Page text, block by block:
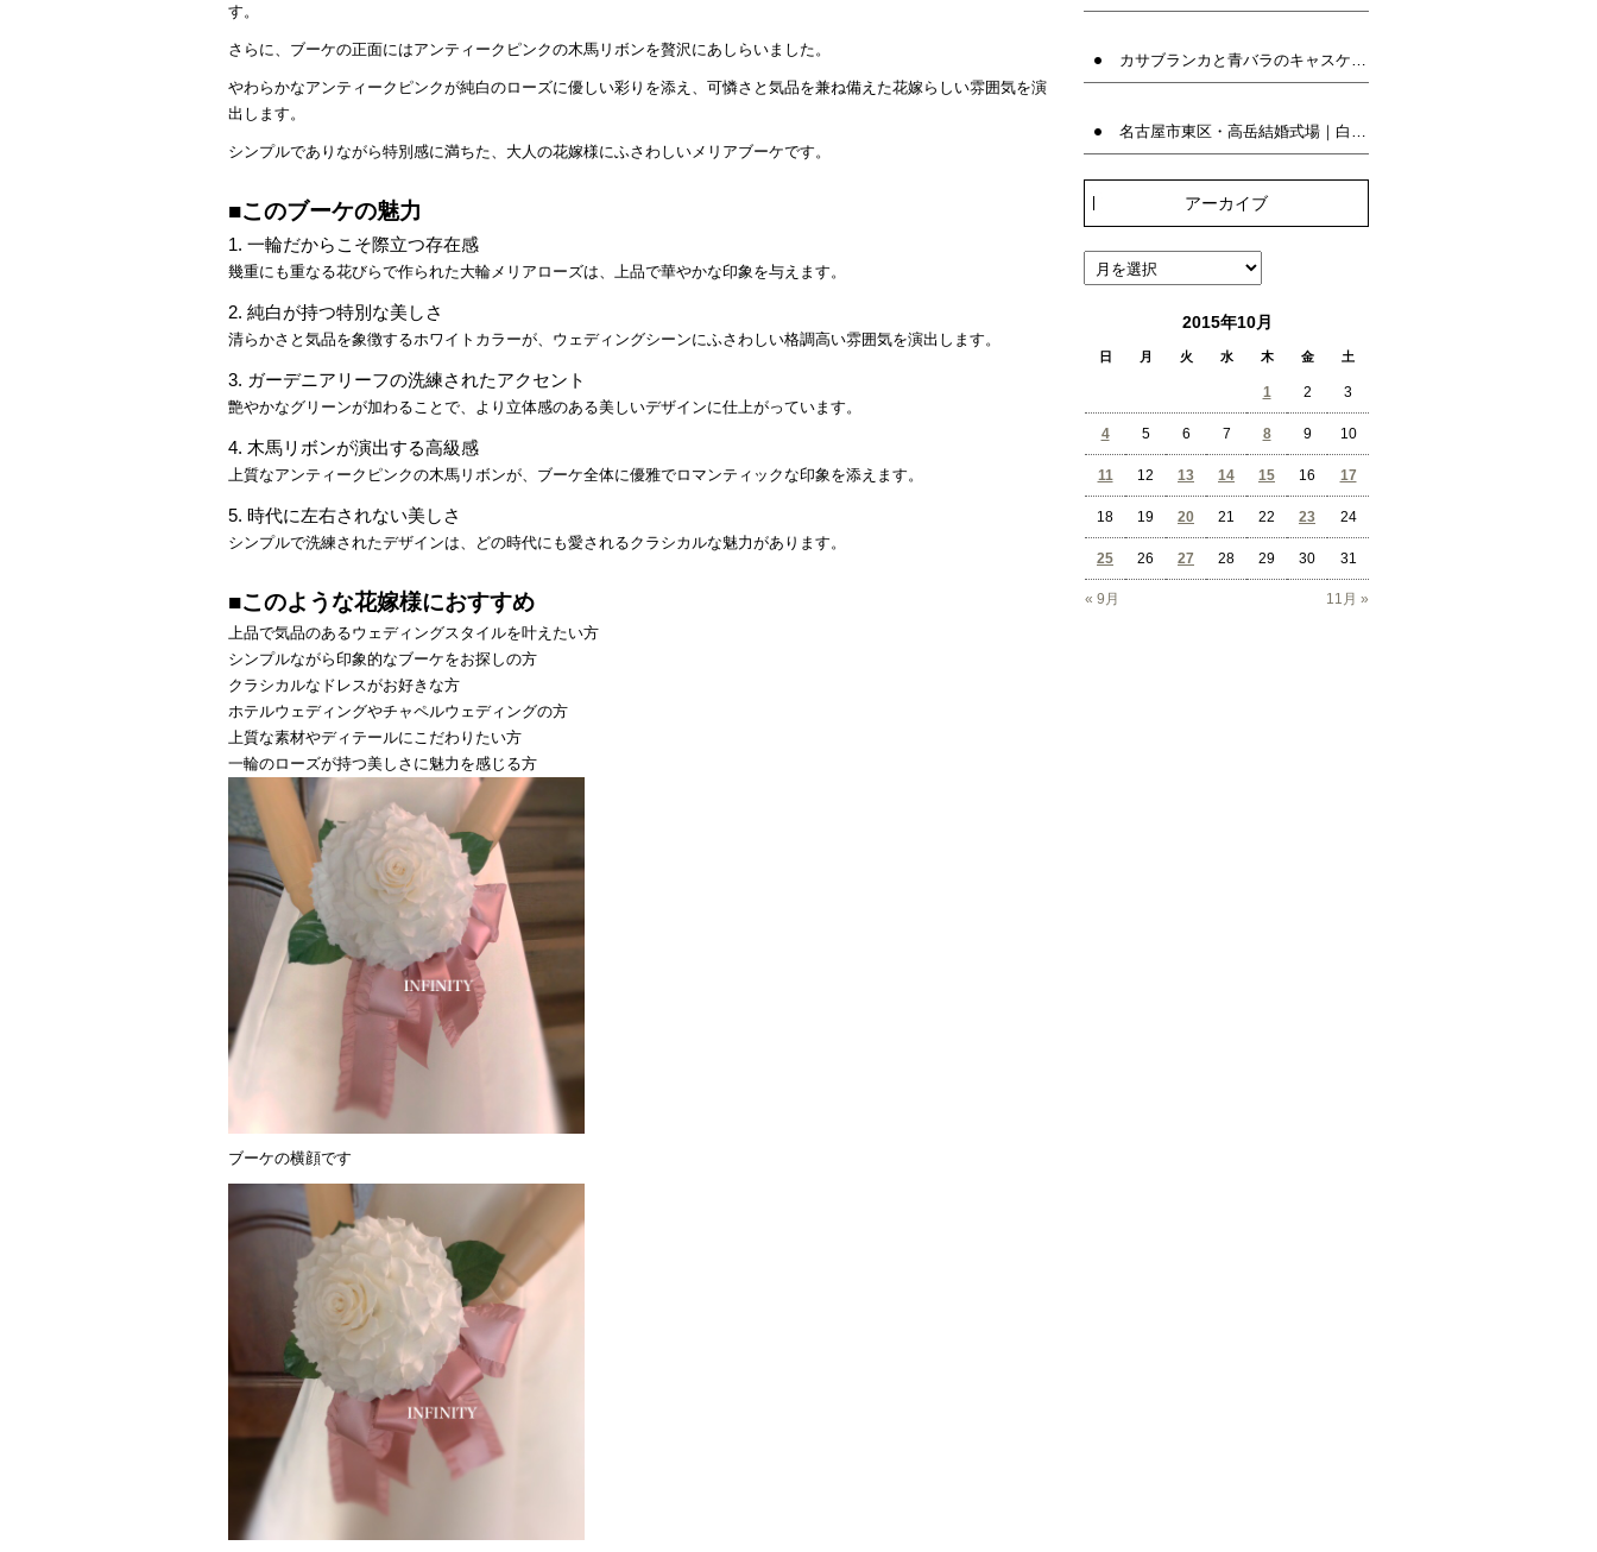
す。
さらに、ブーケの正面にはアンティークピンクの木馬リボンを贅沢にあしらいました。
やわらかなアンティークピンクが純白のローズに優しい彩りを添え、可憐さと気品を兼ね備えた花嫁らしい雰囲気を演
出します。
シンプルでありながら特別感に満ちた、大人の花嫁様にふさわしいメリアブーケです。
■このブーケの魅力
1. 一輪だからこそ際立つ存在感
幾重にも重なる花びらで作られた大輪メリアローズは、上品で華やかな印象を与えます。
2. 純白が持つ特別な美しさ
清らかさと気品を象徴するホワイトカラーが、ウェディングシーンにふさわしい格調高い雰囲気を演出します。
3. ガーデニアリーフの洗練されたアクセント
艶やかなグリーンが加わることで、より立体感のある美しいデザインに仕上がっています。
4. 木馬リボンが演出する高級感
上質なアンティークピンクの木馬リボンが、ブーケ全体に優雅でロマンティックな印象を添えます。
5. 時代に左右されない美しさ
シンプルで洗練されたデザインは、どの時代にも愛されるクラシカルな魅力があります。
■このような花嫁様におすすめ
上品で気品のあるウェディングスタイルを叶えたい方
シンプルながら印象的なブーケをお探しの方
クラシカルなドレスがお好きな方
ホテルウェディングやチャペルウェディングの方
上質な素材やディテールにこだわりたい方
一輪のローズが持つ美しさに魅力を感じる方
ブーケの横顔です
カサブランカと青バラのキャスケードブーケ｜アーティフィシャルフラワーの上品な大輪の白百合ブーケ | ウエディングブーケ専門店INFINITY
名古屋市東区・高岳結婚式場｜白バラのクラッチブーケ｜人気の韓国風ブーケ | ブーケ名古屋 | ウエディングブーケ専門店INFINITY
アーカイブ
2015年10月
日 月 火 水 木 金 土
« 9月 11月 »
1 2 3
4 5 6 7 8 9 10
11 12 13 14 15 16 17
18 19 20 21 22 23 24
25 26 27 28 29 30 31